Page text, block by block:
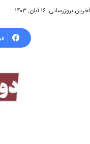
آخرین بروزرسانی: ۱۶ آبان, ۱۴۰۳